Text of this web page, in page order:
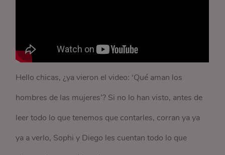
Hello chicas, ¿ya vieron el video: ‘Qué aman los
hombres de las mujeres’? Si no lo han visto, antes de
leer todo lo que tenemos que contarles, corran ya ya
ya a verlo, Sophi y Diego les cuentan todo lo que